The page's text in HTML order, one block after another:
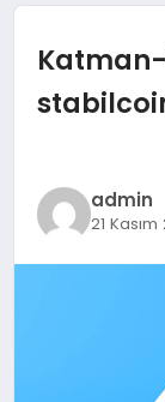
DÜNYA
EKONOMİ
EĞİTİM
admin
21